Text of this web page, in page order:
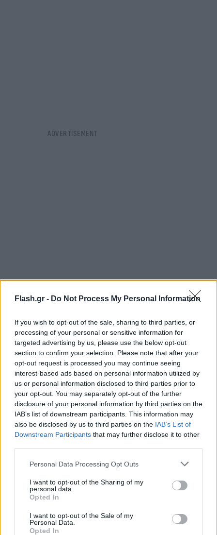
Flash.gr - Do Not Process My Personal Information
If you wish to opt-out of the sale, sharing to third parties, or
processing of your personal or sensitive information for
targeted advertising by us, please use the below opt-out
section to confirm your selection. Please note that after your
opt-out request is processed you may continue seeing
interest-based ads based on personal information utilized by
us or personal information disclosed to third parties prior to
your opt-out. You may separately opt-out of the further
disclosure of your personal information by third parties on the
IAB’s list of downstream participants. This information may
also be disclosed by us to third parties on the IAB’s List of
Downstream Participants that may further disclose it to other
Please note that this website/app uses one or more Google
not limited to your visit or usage behaviour. You may click to
grant or deny consent to Google and its third-party tags to
use your data for below specified purposes in below Google
consent section.
Personal Data Processing Opt Outs
I want to opt-out of the Sharing of my
personal data.
Opted In
I want to opt-out of the Sale of my
Personal Data.
Opted In
Αναφερόμενη στο πρόβλημα της ακρίβειας τόνισε
αισχροκέρδεια» και «λεηλατεί το εισόδημα των
πολιτών», οι οποίοι «πληρώνουν το καρτέλ της
ενέργειας απευθείας από την τσέπη τους με
υπέρογκους λογαριασμούς και διά του Κρατικού
Προϋπολογισμού με επιδοτήσεις». Επισήμανε,
παράλληλα, ότι «οι πολίτες πλήρωσαν στο 7μηνο
περίπου 7 δισ. περισσότερα σε φόρους απ’ ό,τι
πέρυσι», ενώ «η κυβέρνηση, αντί να βάλει πλαφόν
στις τιμές και να μειώσει τους κρίσιμους
φορολογικούς συντελεστές, το παίζει τιμητής και
λέει ότι έχει δημοσιονομικό χώρο για επιδοτήσεις,
όμως τον χώρο τον δημιούργησε με τα λεφτά που
πληρώνουν οι πολίτες εξαιτίας της ακρίβειας».
Τέλος, η κ. Αχτσιόγλου χαρακτήρισε «εξαιρετικά
σημαντική» τη δικαστική απόφαση που δικαιώνει